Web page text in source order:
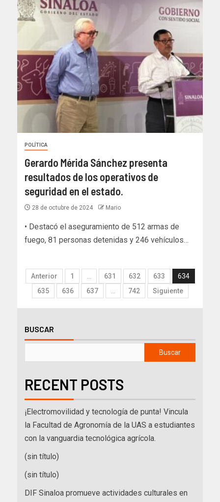
POLÍTICA
Gerardo Mérida Sánchez presenta
resultados de los operativos de
seguridad en el estado.
28 de octubre de 2024 Mario
• Destacó el aseguramiento de 512 armas de
fuego, 81 personas detenidas y 246 vehículos…
Anterior 1 631 632 633
634
635
636 637 742 Siguiente
BUSCAR
Buscar
RECENT POSTS
¡Electromovilidad y tecnología de punta! Vincula
la Facultad de Agronomía de la UAS a estudiantes
con la vanguardia tecnológica agrícola.
(sin título)
(sin título)
DIF Sinaloa promueve actividades culturales en